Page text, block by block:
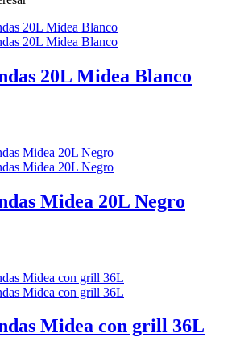
20L Midea Blanco
Midea 20L Negro
Midea con grill 36L